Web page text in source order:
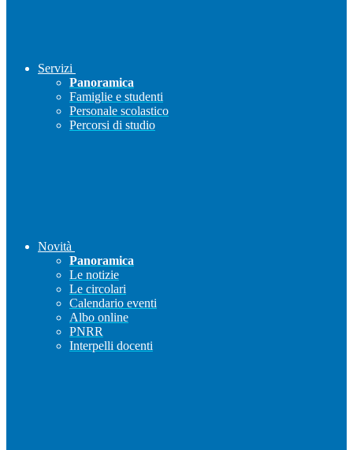
Servizi
Panoramica
Famiglie e studenti
Personale scolastico
Percorsi di studio
Novità
Panoramica
Le notizie
Le circolari
Calendario eventi
Albo online
PNRR
Interpelli docenti